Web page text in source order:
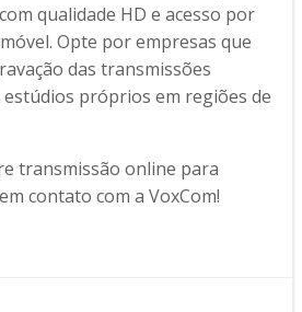
qualidade HD e acesso por
Opte por empresas que
das transmissões
próprios em regiões de
transmissão online para
contato com a VoxCom!